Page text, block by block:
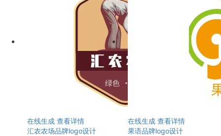
在线生成 查看详情
汇农农场品牌logo设计
在线生成 查看详情
果语品牌logo设计